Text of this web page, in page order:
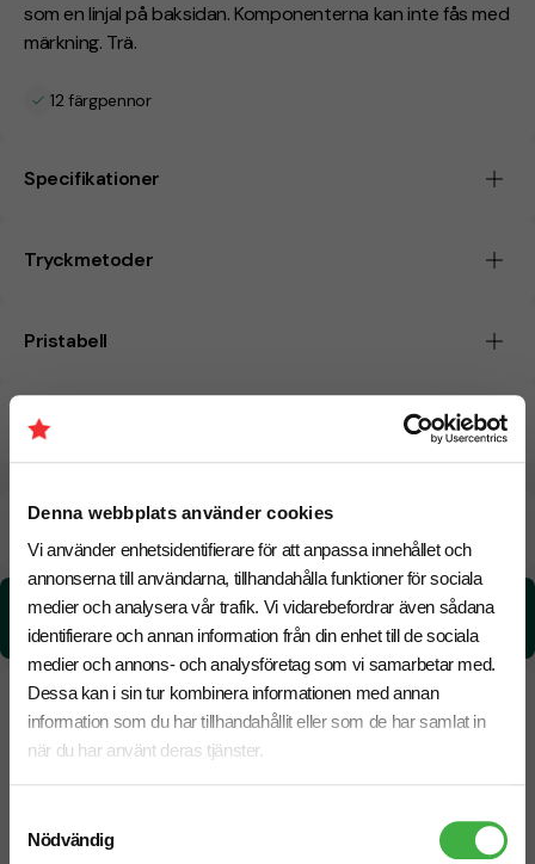
Denna webbplats använder cookies
Vi använder enhetsidentifierare för att anpassa innehållet och
annonserna till användarna, tillhandahålla funktioner för sociala
medier och analysera vår trafik. Vi vidarebefordrar även sådana
identifierare och annan information från din enhet till de sociala
medier och annons- och analysföretag som vi samarbetar med.
Dessa kan i sin tur kombinera informationen med annan
information som du har tillhandahållit eller som de har samlat in
när du har använt deras tjänster.
Nödvändig
som en linjal på baksidan. Komponenterna kan inte fås med
märkning. Trä.
12 färgpennor
Specifikationer
Tryckmetoder
Pristabell
CO₂e -avtryck
17 Augusti Beräknad leveranstid:
Snabbare leverans? Kontakta oss.
CO₂e -avtryck:
0,211324426525581 kg CO₂e / per styck